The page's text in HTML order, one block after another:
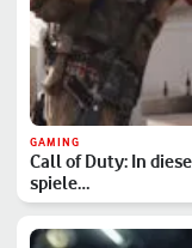
GAMING
Call of Duty: In
spiele…